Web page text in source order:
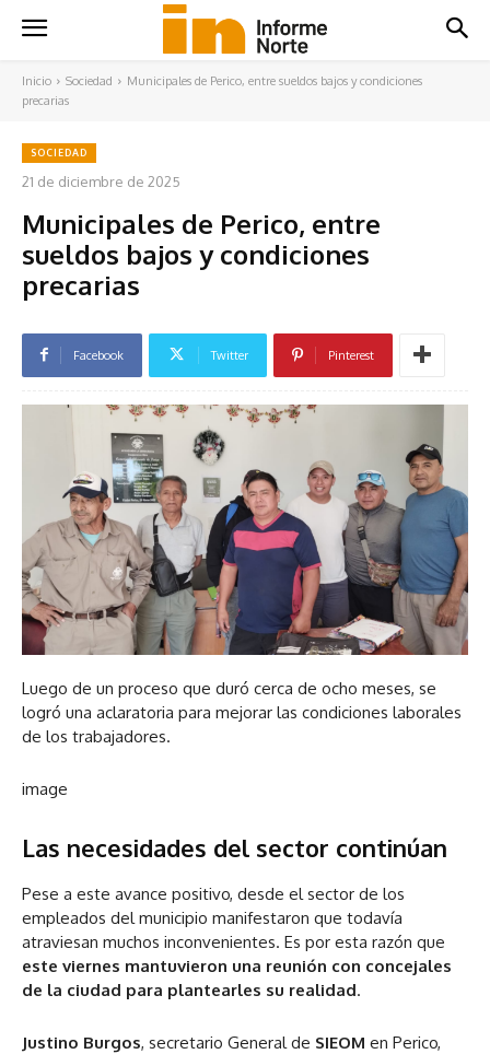
Inicio Sociedad
Municipales de Perico, entre sueldos bajos y condiciones
precarias
SOCIEDAD
21 de diciembre de 2025
Municipales de Perico, entre
sueldos bajos y condiciones
precarias
Facebook Twitter Pinterest
Luego de un proceso que duró cerca de ocho meses, se
logró una aclaratoria para mejorar las condiciones laborales
de los trabajadores.
image
Las necesidades del sector continúan
Pese a este avance positivo, desde el sector de los
empleados del municipio manifestaron que todavía
atraviesan muchos inconvenientes. Es por esta razón que
este viernes mantuvieron una reunión con concejales
de la ciudad para plantearles su realidad.
Justino Burgos, secretario General de SIEOM en Perico,